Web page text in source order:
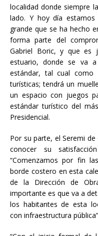
localidad donde siempre
lado. Y hoy día
grande que se ha hecho
forma parte del
Gabriel Boric, y que es
estuario, donde se va
estándar, tal cual
turísticas; tendrá un
un espacio con juegos
estándar turístico del
Presidencial.
Por su parte, el Seremi
conocer su
“Comenzamos por fin
borde costero en esta
de la Dirección de
importante es que va a
los habitantes de esta
con infraestructura